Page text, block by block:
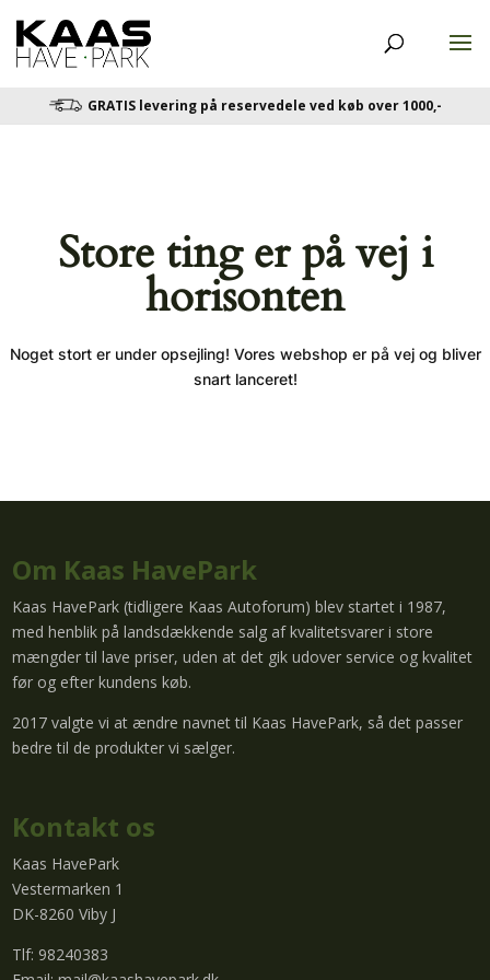
GRATIS levering på reservedele ved køb over 1000,-
Store ting er på vej i
horisonten
Noget stort er under opsejling! Vores webshop er på vej og bliver
snart lanceret!
Om Kaas HavePark
Kaas HavePark (tidligere Kaas Autoforum) blev startet i 1987,
med henblik på landsdækkende salg af kvalitetsvarer i store
mængder til lave priser, uden at det gik udover service og kvalitet
før og efter kundens køb.
2017 valgte vi at ændre navnet til Kaas HavePark, så det passer
bedre til de produkter vi sælger.
Kontakt os
Kaas HavePark
Vestermarken 1
DK-8260 Viby J
Tlf: 98240383